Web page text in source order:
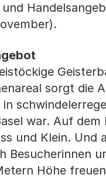
sorgt die
war. Auf
und Klein. Und
Besucherinnen
Höhe